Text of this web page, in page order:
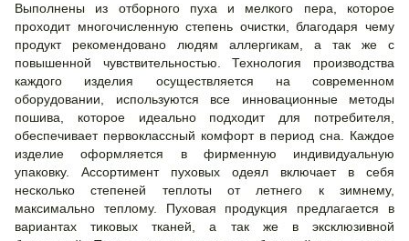
Выполнены из отборного пуха и мелкого пера, которое
проходит многочисленную степень очистки, благодаря чему
продукт рекомендовано людям аллергикам, а так же с
повышенной чувствительностью. Технология производства
каждого изделия осуществляется на современном
оборудовании, используются все инновационные методы
пошива, которое идеально подходит для потребителя,
обеспечивает первоклассный комфорт в период сна. Каждое
изделие оформляется в фирменную индивидуальную
упаковку. Ассортимент пуховых одеял включает в себя
несколько степеней теплоты от летнего к зимнему,
максимально теплому. Пуховая продукция предлагается в
вариантах тиковых тканей, а так же в эксклюзивной